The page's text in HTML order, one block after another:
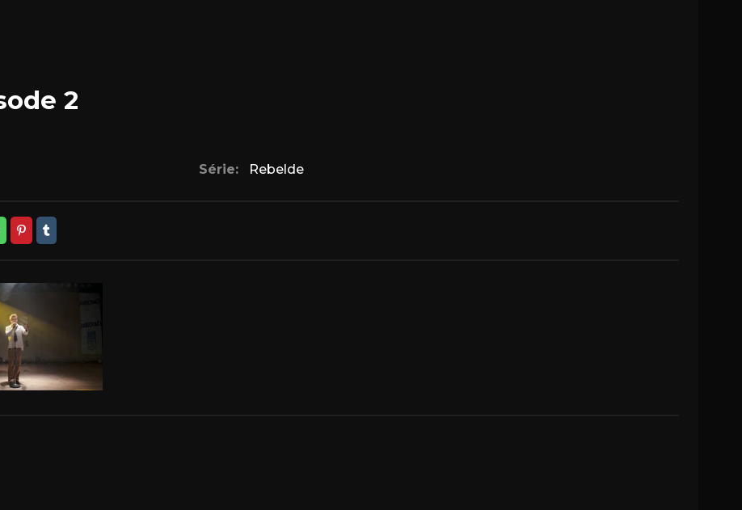
2
Série: Rebelde